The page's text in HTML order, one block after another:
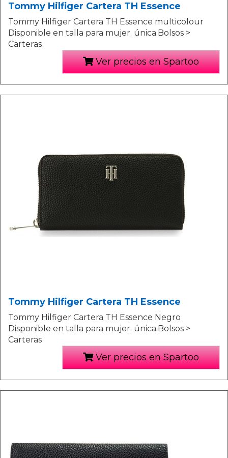
Tommy Hilfiger Cartera TH Essence
Tommy Hilfiger Cartera TH Essence multicolour
Disponible en talla para mujer. única.Bolsos >
Carteras
Ver precios en Spartoo
Tommy Hilfiger Cartera TH Essence
Tommy Hilfiger Cartera TH Essence Negro
Disponible en talla para mujer. única.Bolsos >
Carteras
Ver precios en Spartoo